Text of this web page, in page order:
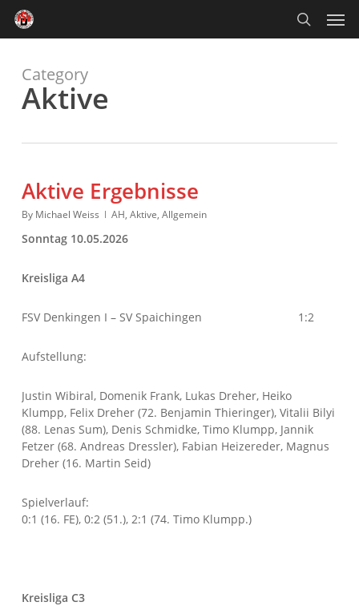
main
content search
Category
Aktive
Aktive Ergebnisse
By Michael Weiss AH, Aktive, Allgemein
Sonntag 10.05.2026
Kreisliga A4
FSV Denkingen I – SV Spaichingen 1:2
Aufstellung:
Justin Wibiral, Domenik Frank, Lukas Dreher, Heiko
Klumpp, Felix Dreher (72. Benjamin Thieringer), Vitalii Bilyi
(88. Lenas Sum), Denis Schmidke, Timo Klumpp, Jannik
Fetzer (68. Andreas Dressler), Fabian Heizereder, Magnus
Dreher (16. Martin Seid)
Spielverlauf:
0:1 (16. FE), 0:2 (51.), 2:1 (74. Timo Klumpp.)
Kreisliga C3